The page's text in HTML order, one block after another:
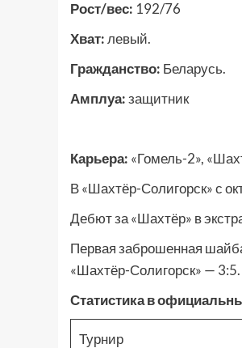
Рост/вес: 192/76
Хват:левый.
Гражданство: Беларусь.
Амплуа:защитник
Карьера: «Гомель-2»,
В «Шахтёр-Солигорск» с
Дебют за «Шахтёр» в
Первая заброшенная
«Шахтёр-Солигорск» — 3:5.
Статистика в
Турнир